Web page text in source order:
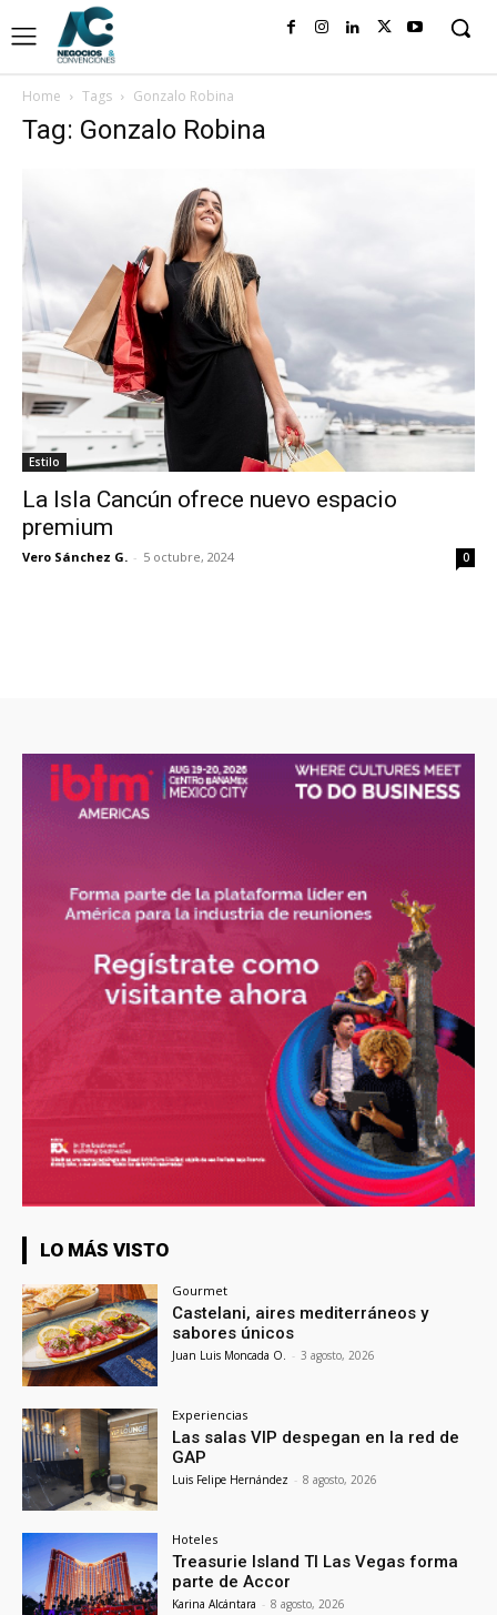
Home Tags Gonzalo Robina
Tag: Gonzalo Robina
Estilo
La Isla Cancún ofrece nuevo espacio
premium
Vero Sánchez G. - 5 octubre, 2024 0
LO MÁS VISTO
Gourmet
Castelani, aires mediterráneos y
sabores únicos
Juan Luis Moncada O. - 3 agosto, 2026
Experiencias
Las salas VIP despegan en la red de
GAP
Luis Felipe Hernández - 8 agosto, 2026
Hoteles
Treasurie Island TI Las Vegas forma
parte de Accor
Karina Alcántara - 8 agosto, 2026